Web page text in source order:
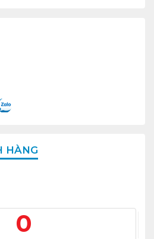
HÀNG
0